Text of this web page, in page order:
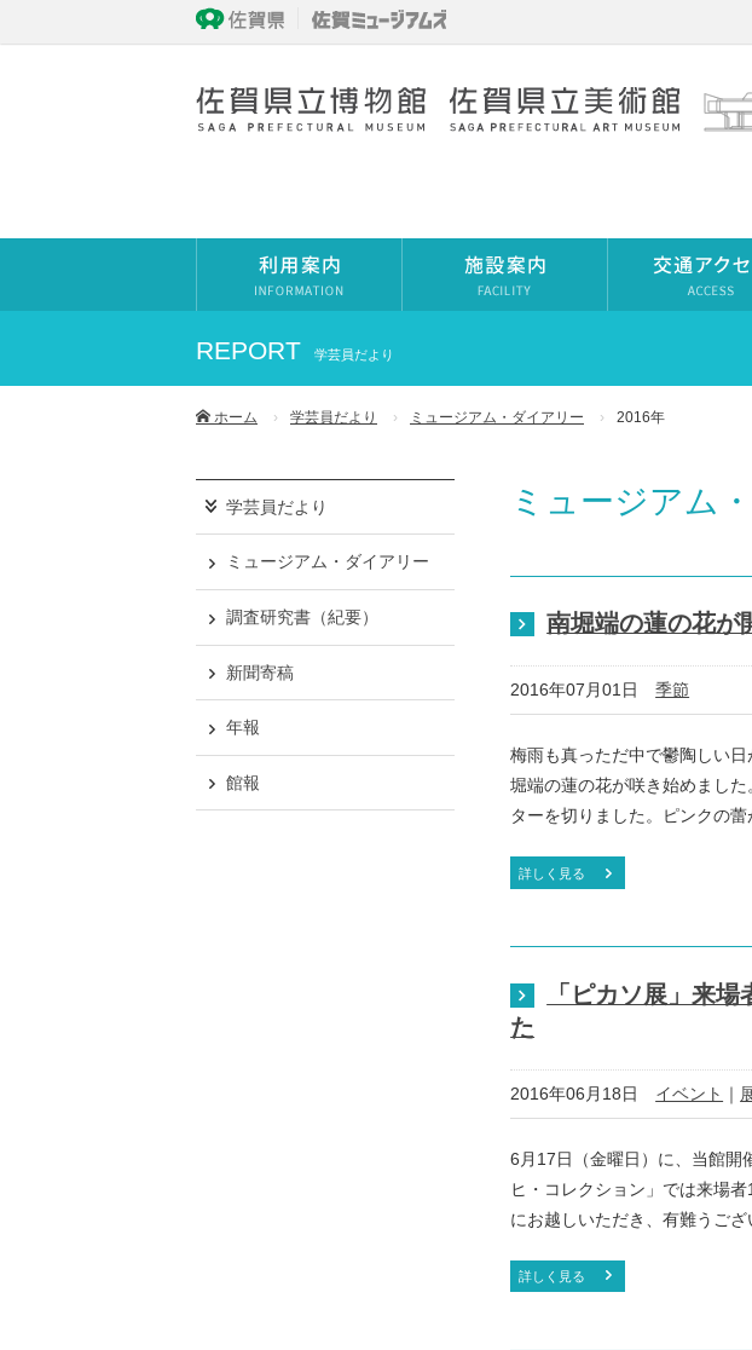
REPORT 学芸員だより
ホーム 学芸員だより ミュージアム・ダイアリー 2016年
ミュージアム
南堀端の蓮の花が
2016年07月01日季節
梅雨も真っただ中で鬱陶しい
堀端の蓮の花が咲き始めまし
ターを切りました。ピンクの
詳しく見る
「ピカソ展」来
た
2016年06月18日 イベント ｜
6月17日（金曜日）に、当館
ヒ・コレクション」では来場
にお越しいただき、有難うござ
詳しく見る
学芸員だより
ミュージアム・ダイアリー
調査研究書（紀要）
新聞寄稿
年報
館報